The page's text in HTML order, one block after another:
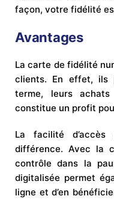
façon, votre fidélité
Avantages
La carte de fidélité
clients. En effet, ils
terme, leurs
constitue un profit
La facilité
différence. Avec la
contrôle dans la
digitalisée permet
ligne et d’en